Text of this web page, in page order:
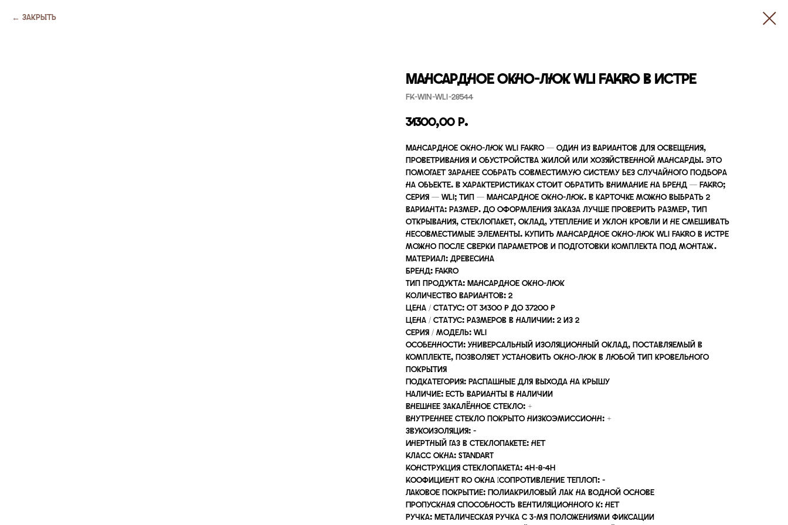
Закрыть
Мансардное окно-люк WLI FAKRO в Истре
FK-WIN-WLI-28544
31300,00 р.
Мансардное окно-люк WLI FAKRO — один из вариантов для освещения,
проветривания и обустройства жилой или хозяйственной мансарды. Это
помогает заранее собрать совместимую систему без случайного подбора
на объекте. В характеристиках стоит обратить внимание на бренд — FAKRO;
серия — WLI; тип — Мансардное окно-люк. В карточке можно выбрать 2
варианта: размер. До оформления заказа лучше проверить размер, тип
открывания, стеклопакет, оклад, утепление и уклон кровли и не смешивать
несовместимые элементы. Купить мансардное окно-люк WLI FAKRO в Истре
можно после сверки параметров и подготовки комплекта под монтаж.
Материал: древесина
Бренд: FAKRO
Тип продукта: Мансардное окно-люк
Количество вариантов: 2
Цена / статус: от 31300 ₽ до 37200 ₽
Цена / статус: размеров в наличии: 2 из 2
Серия / модель: WLI
Особенности: Универсальный изоляционный оклад, поставляемый в
комплекте, позволяет установить окно-люк в любой тип кровельного
покрытия
Подкатегория: Распашные для выхода на крышу
Наличие: Есть варианты в наличии
Внешнее закалённое стекло: +
Внутреннее стекло покрыто низкоэмиссионн: +
Звукоизоляция: -
Инертный газ в стеклопакете: нет
Класс окна: STANDART
Конструкция стеклопакета: 4Н-8-4Н
Коофициент Ro окна (сопротивление теплоп: -
Лаковое покрытие: Полиакриловый лак на водной основе
Пропускная способность вентиляционного к: нет
Ручка: Металическая ручка с 3-мя положениями фиксации